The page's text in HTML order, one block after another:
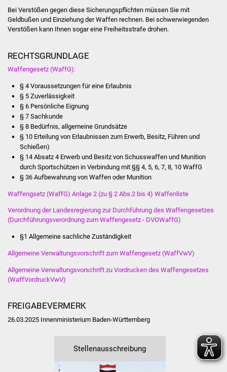
Ausschreibungen
Ausschreibung
Freihändige Vergabe
Gewerbeverzeichnis
Gewerbe - Selbsteintrag
Bei Verstößen gegen diese Sicherungspflichten müssen Sie mit
Geldbußen und Einziehung der Waffen rechnen. Bei schwerwiegenden
Verstößen kann Ihnen sogar eine Freiheitsstrafe drohen.
RECHTSGRUNDLAGE
Waffengesetz (WaffG):
§ 4 Voraussetzungen für eine Erlaubnis
§ 5 Zuverlässigkeit
§ 6 Persönliche Eignung
§ 7 Sachkunde
§ 8 Bedürfnis, allgemeine Grundsätze
§ 10 Erteilung von Erlaubnissen zum Erwerb, Besitz, Führen und
Schießen)
§ 14 Absatz 4 Erwerb und Besitz von Schusswaffen und Munition
durch Sportschützen in Verbindung mit §§ 4, 5, 6, 7, 8, 10 WaffG
§ 36 Aufbewahrung von Waffen oder Munition
Waffengsetz (WaffG) Anlage 2 (zu § 2 Abs.2 bis 4) Waffenliste
Verordnung der Landesregierung zur Durchführung des Waffengesetzes
(Durchführungsverordnung zum Waffengesetz - DVOWaffG)
§1 Allgemeine sachliche Zuständigkeit
Allgemeine Verwaltungsvorschrift zum Waffengesetz (WaffVwV)
Allgemeine Verwaltungsvorschrift zu Vordrucken des Waffengesetzes
(WaffVordruckVwV)
FREIGABEVERMERK
26.03.2025 Innenministerium Baden-Württemberg
Stellenausschreibung